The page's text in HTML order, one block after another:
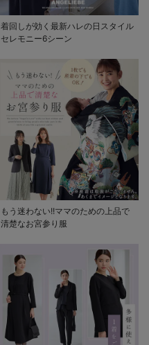
着回しが効く最新ハレの日スタイル
セレモニー6シーン
もう迷わない!!ママのための上品で
清楚なお宮参り服